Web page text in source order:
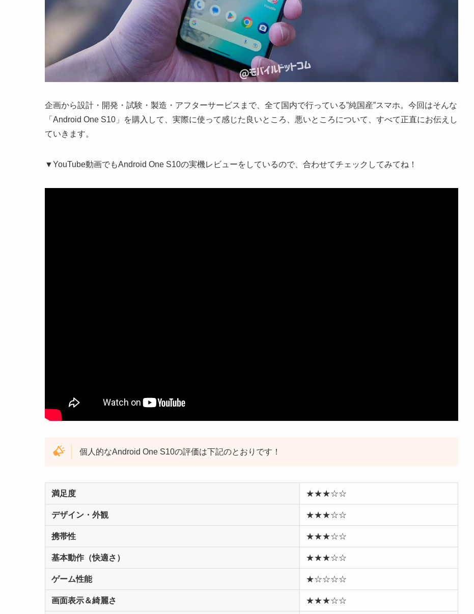
企画から設計・開発・試験・製造・アフターサービスまで、全て国内で行っている”純国産”スマホ。今回はそんな
「Android One S10」を購入して、実際に使って感じた良いところ、悪いところについて、すべて正直にお伝えし
ていきます。
▼YouTube動画でもAndroid One S10の実機レビューをしているので、合わせてチェックしてみてね！
個人的なAndroid One S10の評価は下記のとおりです！
満足度 ★★★☆☆
デザイン・外観 ★★★☆☆
携帯性 ★★★☆☆
基本動作（快適さ） ★★★☆☆
ゲーム性能 ★☆☆☆☆
画面表示＆綺麗さ ★★★☆☆